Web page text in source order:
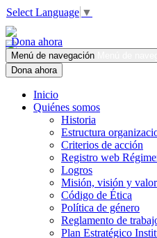
Select Language ▼
Dona ahora
Menú de navegación
Dona ahora
Inicio
Quiénes somos
Historia
Estructura
Criterios de acción
Registro web
Logros
Misión, visión y
Código de Ética
Política de género
Reglamento de
Plan Estratégico